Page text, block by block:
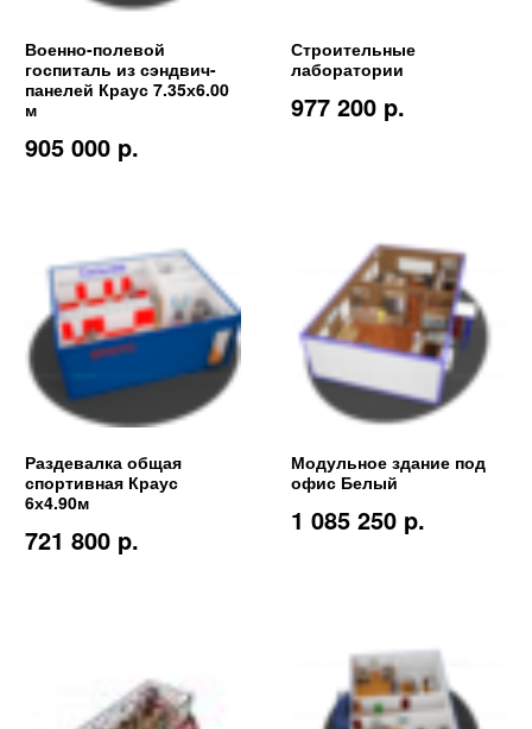
Военно-полевой
госпиталь из сэндвич-
панелей Краус 7.35х6.00
м
905 000 p.
Строительные
лаборатории
977 200 p.
Раздевалка общая
спортивная Краус
6х4.90м
721 800 p.
Модульное здание под
офис Белый
1 085 250 p.